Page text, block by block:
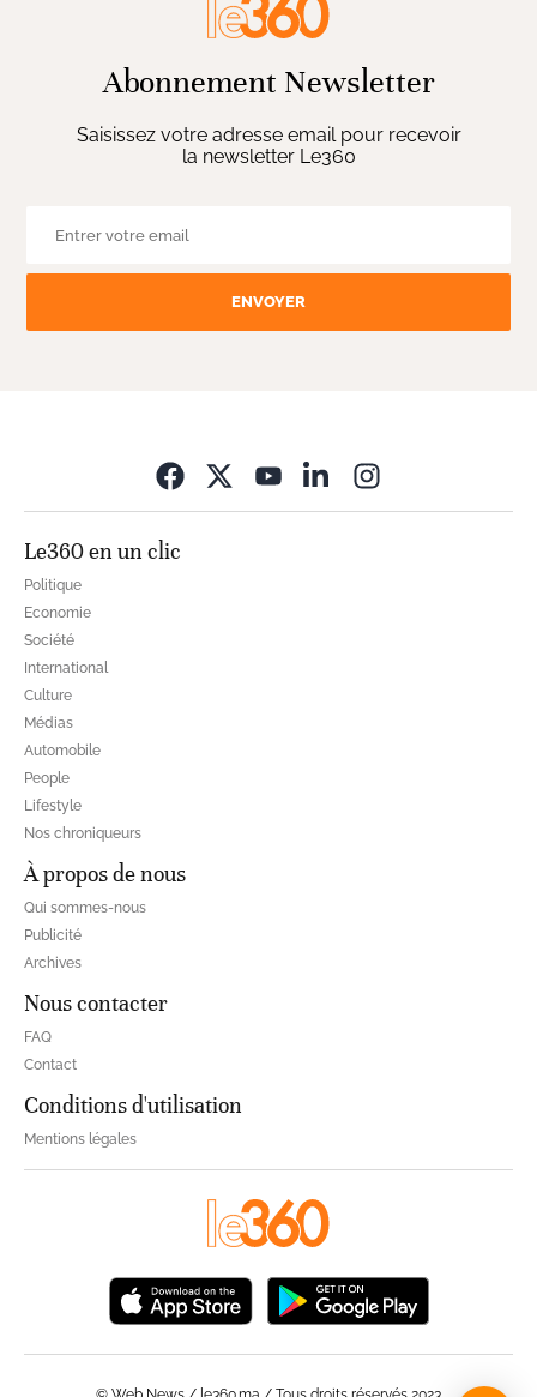
Abonnement Newsletter
Saisissez votre adresse email pour recevoir
la newsletter Le360
ENVOYER
Le360 en un clic
Politique
Economie
Société
International
Culture
Médias
Automobile
People
Lifestyle
Nos chroniqueurs
À propos de nous
Qui sommes-nous
Publicité
Archives
Nous contacter
FAQ
Contact
Conditions d'utilisation
Mentions légales